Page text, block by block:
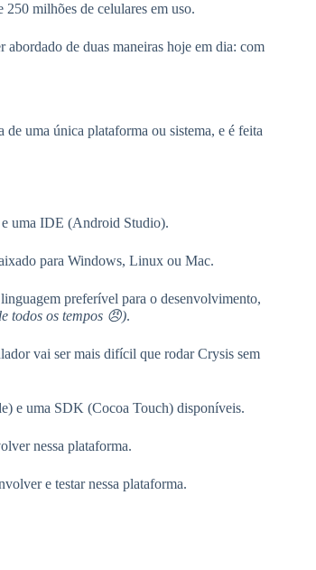
milhões de celulares em uso.
de duas maneiras hoje em dia: com
uma única plataforma ou sistema, e é feita
uma IDE (Android Studio).
para Windows, Linux ou Mac.
preferível para o desenvolvimento,
todos os tempos 😠).
vai ser mais difícil que rodar Crysis sem
e uma SDK (Cocoa Touch) disponíveis.
nessa plataforma.
e testar nessa plataforma.